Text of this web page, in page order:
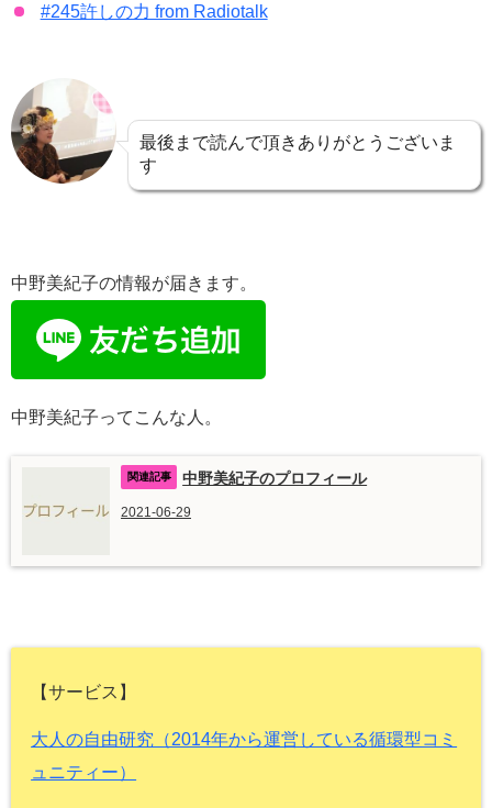
#245許しの力 from Radiotalk
最後まで読んで頂きありがとうございま
す
中野美紀子の情報が届きます。
中野美紀子ってこんな人。
中野美紀子のプロフィール
2021-06-29
【サービス】
大人の自由研究（2014年から運営している循環型コミ
ュニティー）